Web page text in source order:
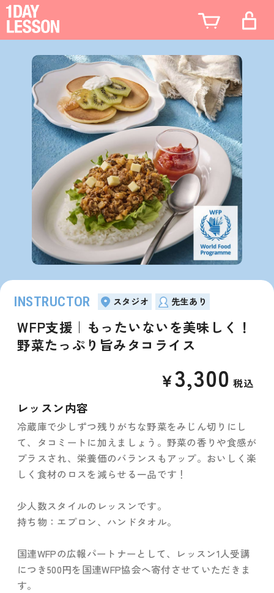
INSTRUCTOR スタジオ 先生あり
WFP支援｜もったいないを美味しく！
野菜たっぷり旨みタコライス
￥3,300 税込
レッスン内容
冷蔵庫で少しずつ残りがちな野菜をみじん切りにし
て、タコミートに加えましょう。野菜の香りや食感が
プラスされ、栄養価のバランスもアップ。おいしく楽
しく食材のロスを減らせる一品です！
少人数スタイルのレッスンです。
持ち物：エプロン、ハンドタオル。
国連WFPの広報パートナーとして、レッスン1人受講
につき500円を国連WFP協会へ寄付させていただきま
す。